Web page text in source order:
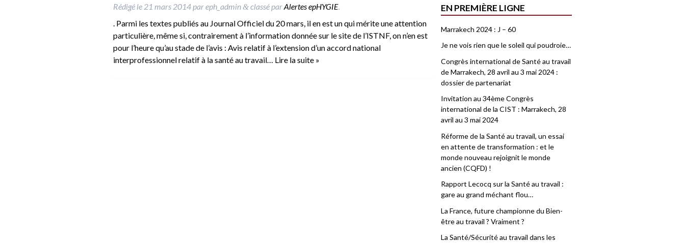
Rédigé le 21 mars 2014 pareph_admin &classé parAlertes epHYGIE.
. Parmi les textes publiés au Journal Officiel du 20 mars, il en est un qui mérite une attention
particulière, même si, contrairement à l’information donnée sur le site de l’ISTNF, on n’en est
pour l’heure qu’au stade de l’avis : Avis relatif à l’extension d’un accord national
interprofessionnel relatif à la santé au travail… Lire la suite »
EN PREMIÈRE LIGNE
Marrakech 2024 : J – 60
Je ne vois rien que le soleil qui poudroie…
Congrès international de Santé au travail
de Marrakech, 28 avril au 3 mai 2024 :
dossier de partenariat
Invitation au 34ème Congrès
international de la CIST : Marrakech, 28
avril au 3 mai 2024
Réforme de la Santé au travail, un essai
en attente de transformation : et le
monde nouveau rejoignit le monde
ancien (CQFD) !
Rapport Lecocq sur la Santé au travail :
gare au grand méchant flou…
La France, future championne du Bien-
être au travail ? Vraiment ?
La Santé/Sécurité au travail dans les